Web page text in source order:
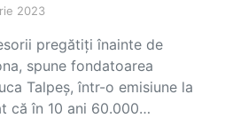
2023
pregătiți înainte de
spune fondatoarea
Talpeș, într-o emisiune la
că în 10 ani 60.000…